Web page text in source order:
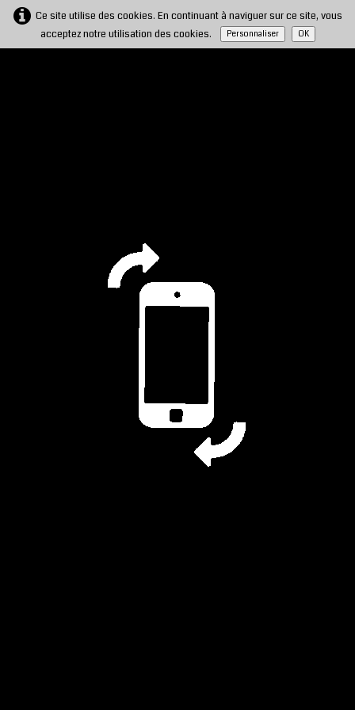
Ce site utilise des cookies. En continuant à naviguer sur ce site, vous
acceptez notre utilisation des cookies.
Personnaliser OK